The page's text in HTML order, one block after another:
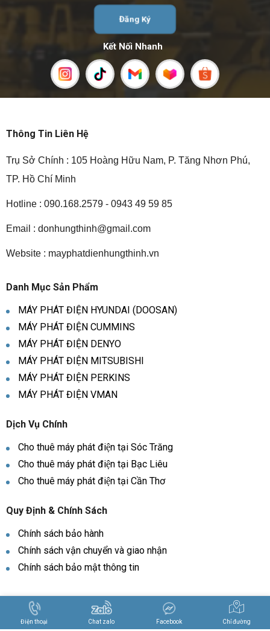
Đăng Ký
Kết Nối Nhanh
Thông Tin Liên Hệ
Trụ Sở Chính : 105 Hoàng Hữu Nam, P. Tăng Nhơn Phú,
TP. Hồ Chí Minh
Hotline : 090.168.2579 - 0943 49 59 85
Email : donhungthinh@gmail.com
Website : mayphatdienhungthinh.vn
Danh Mục Sản Phẩm
MÁY PHÁT ĐIỆN HYUNDAI (DOOSAN)
MÁY PHÁT ĐIỆN CUMMINS
MÁY PHÁT ĐIỆN DENYO
MÁY PHÁT ĐIỆN MITSUBISHI
MÁY PHÁT ĐIỆN PERKINS
MÁY PHÁT ĐIỆN VMAN
Dịch Vụ Chính
Cho thuê máy phát điện tại Sóc Trăng
Cho thuê máy phát điện tại Bạc Liêu
Cho thuê máy phát điện tại Cần Thơ
Quy Định & Chính Sách
Chính sách bảo hành
Chính sách vận chuyển và giao nhận
Chính sách bảo mật thông tin
Copyright © 2024 - HƯNG THỊNH . All rights reserved.
Design by i-
Điện thoại Chat zalo Facebook Chỉ đường